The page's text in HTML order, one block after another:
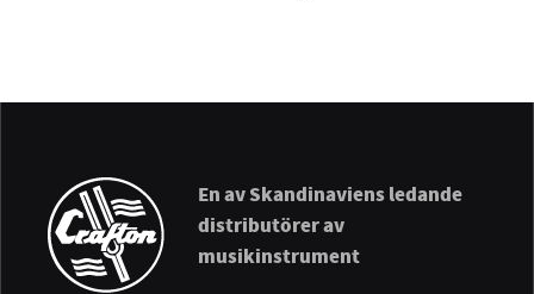
En av Skandinaviens ledande
distributörer av
musikinstrument